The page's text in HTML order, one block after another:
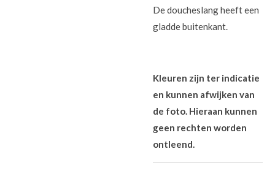
De doucheslang heeft een
gladde buitenkant.
Kleuren zijn ter indicatie
en kunnen afwijken van
de foto. Hieraan kunnen
geen rechten worden
ontleend.